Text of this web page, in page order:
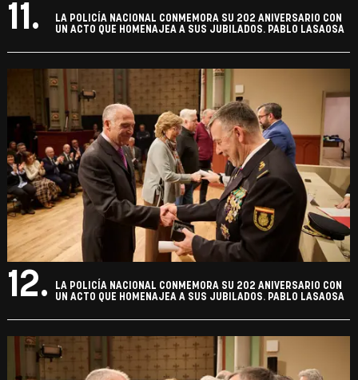
11.
LA POLICÍA NACIONAL CONMEMORA SU 202 ANIVERSARIO CON
UN ACTO QUE HOMENAJEA A SUS JUBILADOS. PABLO LASAOSA
12.
LA POLICÍA NACIONAL CONMEMORA SU 202 ANIVERSARIO CON
UN ACTO QUE HOMENAJEA A SUS JUBILADOS. PABLO LASAOSA